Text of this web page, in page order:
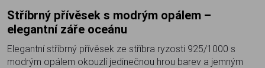
Stříbrný přívěsek s modrým opálem –
elegantní záře oceánu
Elegantní stříbrný přívěsek ze stříbra ryzosti 925/1000 s
modrým opálem okouzlí jedinečnou hrou barev a jemným